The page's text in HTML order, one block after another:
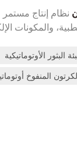
نظام إنتاج مستمر
والمكونات
البثور الأوتوماتيكية
المنفوخ